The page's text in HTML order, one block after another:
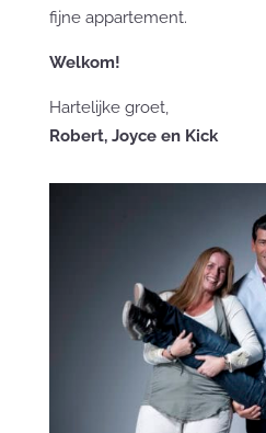
fijne appartement.
Welkom!
Hartelijke groet,
Robert, Joyce en Kick